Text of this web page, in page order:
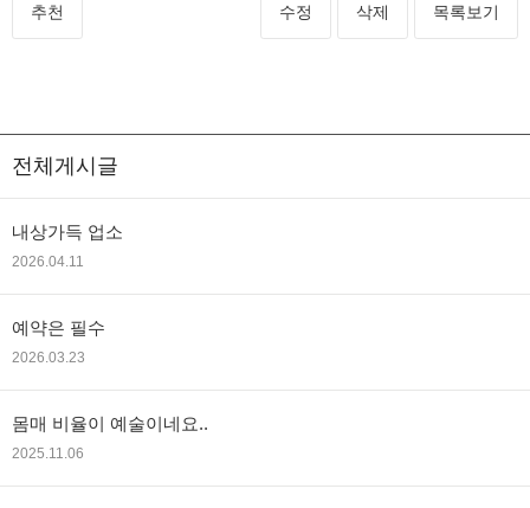
추천 수정 삭제 목록보기
전체게시글
내상가득 업소
2026.04.11
예약은 필수
2026.03.23
몸매 비율이 예술이네요..
2025.11.06